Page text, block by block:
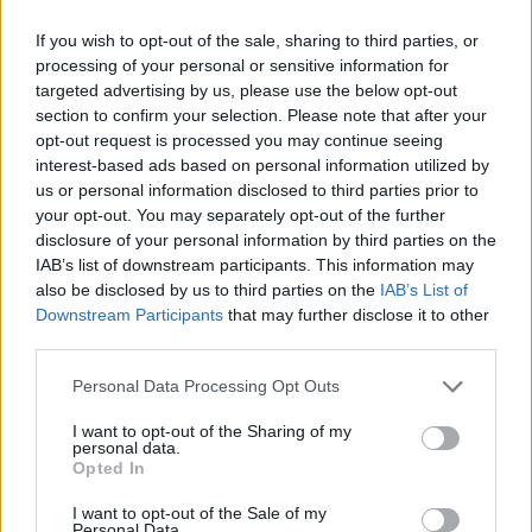
If you wish to opt-out of the sale, sharing to third parties, or
processing of your personal or sensitive information for
targeted advertising by us, please use the below opt-out
section to confirm your selection. Please note that after your
opt-out request is processed you may continue seeing
interest-based ads based on personal information utilized by
us or personal information disclosed to third parties prior to
your opt-out. You may separately opt-out of the further
disclosure of your personal information by third parties on the
IAB’s list of downstream participants. This information may
also be disclosed by us to third parties on the IAB’s List of
Downstream Participants that may further disclose it to other
Please note that this website/app uses one or more Google
not limited to your visit or usage behaviour. You may click to
grant or deny consent to Google and its third-party tags to
use your data for below specified purposes in below Google
consent section.
Personal Data Processing Opt Outs
I want to opt-out of the Sharing of my
personal data.
Opted In
I want to opt-out of the Sale of my
près.